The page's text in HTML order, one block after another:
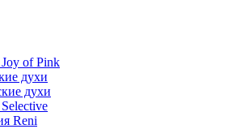
of Pink
духи
духи
Reni